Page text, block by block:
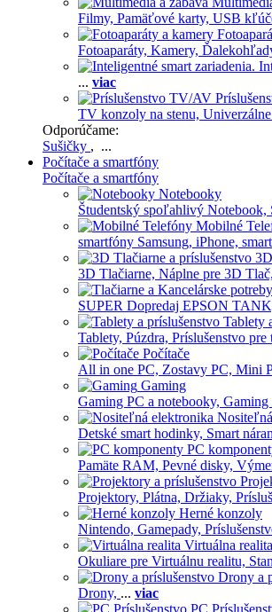
Filmy, Pamäťové karty, USB
Fotoaparáty, Kamery,
... viac
TV konzoly na stenu,
Odporúčame:
Sušičky , ...
Počítače a smartfóny
Počítače a smartfóny
Notebooky
Študentský spoľahlivý Notebook,
Mobilné
smartfóny Samsung, iPhone,
3D Tlačiarne, Náplne pre 3D Tlač,
SUPER Dopredaj EPSON
Tablety
Tablety, Púzdra, Príslušenstvo pre
Počítače
All in one PC, Zostavy PC, Mini
Gaming
Gaming PC a notebooky, Gaming
Detské smart hodinky, Smart
PC
Pamäte RAM, Pevné disky,
Projektory, Plátna, Držiaky,
Herné konzoly
Nintendo, Gamepady,
Virtuálna realita
Okuliare pre Virtuálnu realitu,
Drony a
Drony, ... viac
PC